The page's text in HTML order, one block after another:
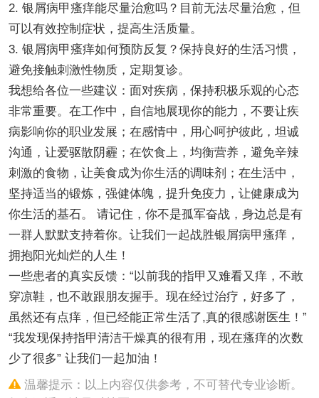
2. 银屑病甲瘙痒能尽量治愈吗？目前无法尽量治愈，但
可以有效控制症状，提高生活质量。
3. 银屑病甲瘙痒如何预防反复？保持良好的生活习惯，
避免接触刺激性物质，定期复诊。
我想给各位一些建议：面对疾病，保持积极乐观的心态
非常重要。在工作中，自信地展现你的能力，不要让疾
病影响你的职业发展；在感情中，用心呵护彼此，坦诚
沟通，让爱驱散阴霾；在饮食上，均衡营养，避免辛辣
刺激的食物，让美食成为你生活的调味剂；在生活中，
坚持适当的锻炼，强健体魄，提升免疫力，让健康成为
你生活的基石。 请记住，你不是孤军奋战，身边总是有
一群人默默支持着你。让我们一起战胜银屑病甲瘙痒，
拥抱阳光灿烂的人生！
一些患者的真实反馈：“以前我的指甲又难看又痒，不敢
穿凉鞋，也不敢跟朋友握手。现在经过治疗，好多了，
虽然还有点痒，但已经能正常生活了,真的很感谢医生！”
“我发现保持指甲清洁干燥真的很有用，现在瘙痒的次数
少了很多” 让我们一起加油！
温馨提示：以上内容仅供参考，不可替代专业诊断。